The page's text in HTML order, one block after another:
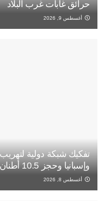
حرائق غابات غرب البلاد
أغسطس 9, 2026
تفكيك شبكة دولية
وإسبانيا وحجز 10.5 أطنان
أغسطس 8, 2026